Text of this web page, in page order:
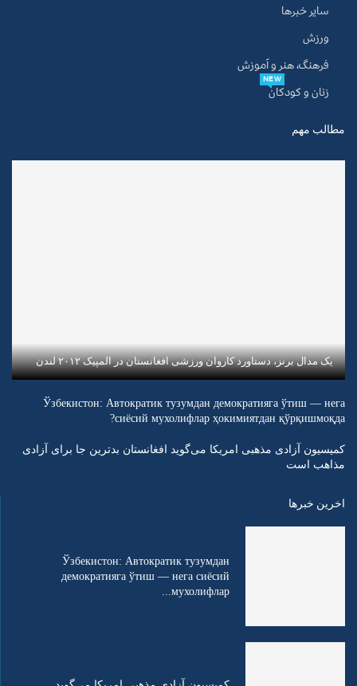
سایر خبرها
ورزش
فرهنگ، هنر و آموزش
زنان و کودکان
NEW
مطالب مهم
یک مدال برنز، دستاورد کاروان ورزشی افغانستان در المپیک ۲۰۱۲ لندن
Ўзбекистон: Автократик тузумдан демократияга ўтиш — нега
сиёсий мухолифлар ҳокимиятдан қўрқишмоқда?
کمیسیون آزادی مذهبی امریکا می‌گوید افغانستان بدترین جا برای آزادی
مذاهب است
اخرین خبرها
Ўзбекистон: Автократик тузумдан
демократияга ўтиш — нега сиёсий
мухолифлар...